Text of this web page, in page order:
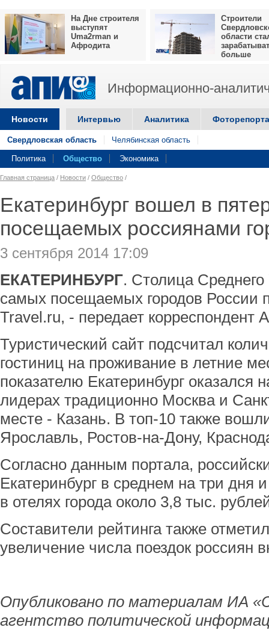
На Дне строителя
выступят
Uma2rman и
Афродита
Строители
области
больше
Информационно-
Новости Интервью Аналитика
Свердловская область Челябинская область
Политика Общество Экономика
Главная страница / Новости / Общество /
Екатеринбург вошел в
посещаемых россиянами
3 сентября 2014 17:09
ЕКАТЕРИНБУРГ. Столица
самых посещаемых городов России
Travel.ru, - передает корреспондент
Туристический сайт подсчитал
гостиниц на проживание в летние
показателю Екатеринбург оказался
лидерах традиционно Москва и
месте - Казань. В топ-10 также
Ярославль, Ростов-на-Дону,
Согласно данным портала,
Екатеринбург в среднем на три дня
в отелях города около 3,8 тыс.
Составители рейтинга также
увеличение числа поездок россиян
Опубликовано по материалам ИА
агентство политической